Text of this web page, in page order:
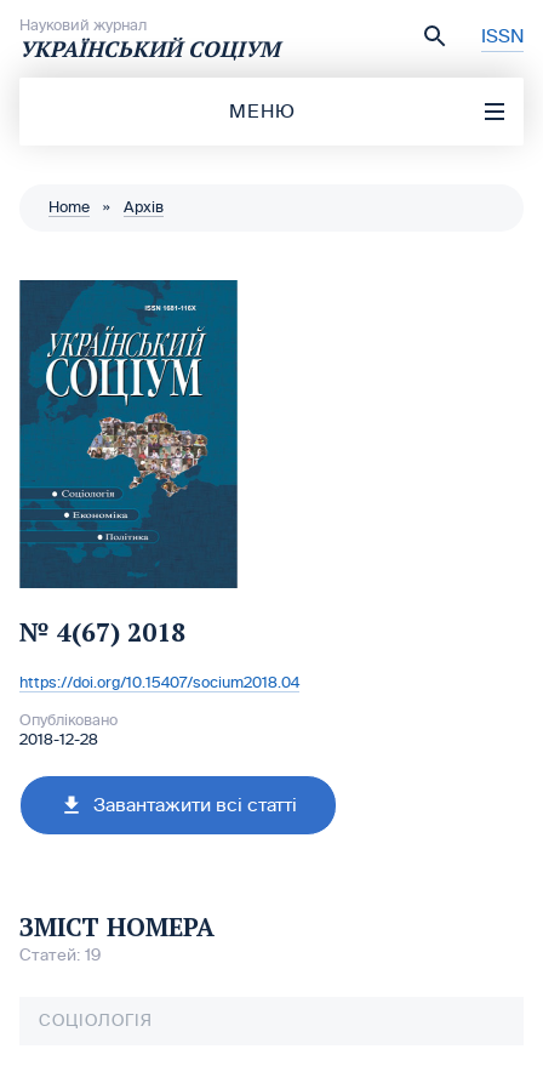
Науковий журнал
УКРАЇНСЬКИЙ СОЦІУМ ISSN
МЕНЮ
Home » Архів
№ 4(67) 2018
DOI:
https://doi.org/10.15407/socium2018.04
Опубліковано
2018-12-28
Завантажити всі статті
ЗМІСТ НОМЕРА
Статей: 19
СОЦІОЛОГІЯ